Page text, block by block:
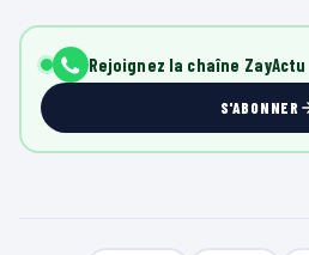
Rejoignez la chaîne ZayActu
S'ABONNER